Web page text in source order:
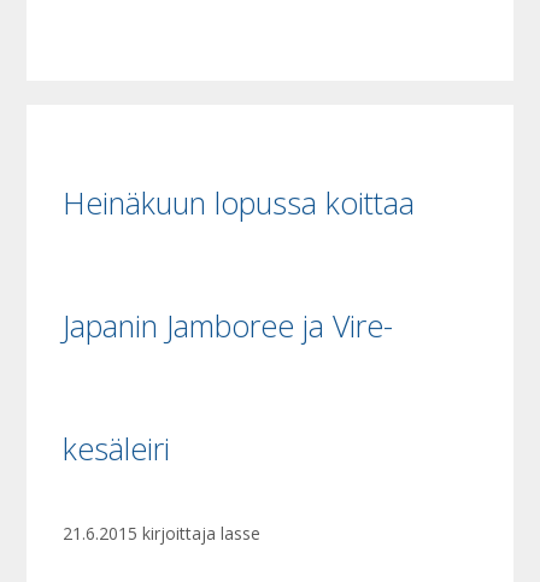
Heinäkuun lopussa koittaa
Japanin Jamboree ja Vire-
kesäleiri
21.6.2015 kirjoittajalasse